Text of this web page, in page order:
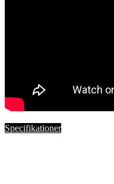
Specifikationer